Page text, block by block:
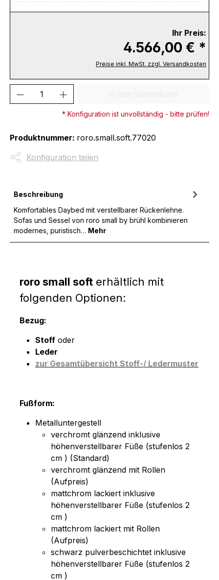
Ihr Preis:
4.566,00 € *
Preise inkl. MwSt. zzgl. Versandkosten
Produkt Anzahl: Gib den
* Konfiguration ist unvollständig - bitte prüfen!
Produktnummer: roro.small.soft.77020
Konfiguration teilen
Beschreibung
Komfortables Daybed mit verstellbarer Rückenlehne.
Sofas und Sessel von roro small by brühl kombinieren
modernes, puristisch… Mehr
roro small soft erhältlich mit
folgenden Optionen:
Bezug:
Stoff oder
Leder
zur Gesamtübersicht Stoff-/ Ledermuster
Fußform:
Metalluntergestell
verchromt glänzend inklusive
höhenverstellbarer Füße (stufenlos 2
cm ) (Standard)
verchromt glänzend mit Rollen
(Aufpreis)
mattchrom lackiert inklusive
höhenverstellbarer Füße (stufenlos 2
cm )
mattchrom lackiert mit Rollen
(Aufpreis)
schwarz pulverbeschichtet inklusive
höhenverstellbarer Füße (stufenlos 2
cm )